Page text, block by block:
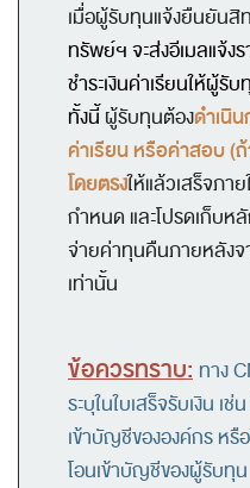
เมื่อผู้รับทุนแจ้งยืนยันสิ
ทรัพย์ฯ จะส่งอีเมลแจ้ง
ชำระเงินค่าเรียนให้ผู้รั
ทั้งนี้ ผู้รับทุนต้องดำเนิ
ค่าเรียน หรือค่าสอบ
โดยตรงให้แล้วเสร็จภา
กำหนด และโปรดเก็บห
จ่ายค่าทุนคืนภายหลังจ
เท่านั้น
ข้อควรทราบ: ทาง
ระบุในใบเสร็จรับเงิน เช่
เข้าบัญชีขององค์กร หรือ
โอนเข้าบัญชีของผู้รับทุน